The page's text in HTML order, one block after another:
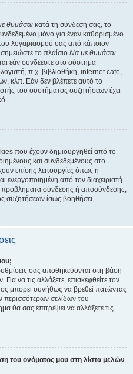
θυμάσαι κατά τη σύνδεση σας, το
μόνο για έναν καθορισμένο
λογαριασμού σας από κάποιον
το πλαίσιο Να με θυμάσαι
εάν συνδέεστε στο σύστημα
π.χ. βιβλιοθήκη, internet cafe,
κλπ. Εάν δεν βλέπετε αυτό το
του συστήματος συζητήσεων έχει
που έχουν δημιουργηθεί από το
και συνδεδεμένους στο
επίσης λειτουργίες όπως η
από τον διαχειριστή
προβλήματα σύνδεσης ή αποσύνδεσης,
συζητήσεων ίσως βοηθήσει.
σας αποθηκεύονται στη βάση
να τις αλλάξετε, επισκεφθείτε τον
μπορεί συνήθως να βρεθεί πατώντας
σελίδων του
θα σας επιτρέψει να αλλάξετε τις
του ονόματος μου στη λίστα μελών